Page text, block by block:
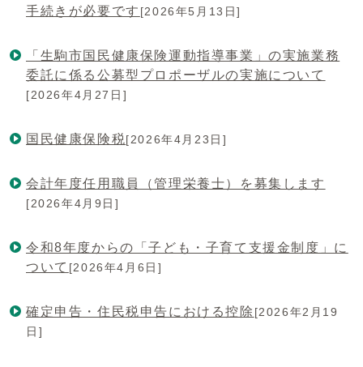
手続きが必要です [2026年5月13日]
「生駒市国民健康保険運動指導事業」の実施業務
委託に係る公募型プロポーザルの実施について
[2026年4月27日]
国民健康保険税[2026年4月23日]
会計年度任用職員（管理栄養士）を募集します
[2026年4月9日]
令和8年度からの「子ども・子育て支援金制度」に
ついて [2026年4月6日]
確定申告・住民税申告における控除 [2026年2月19
日]